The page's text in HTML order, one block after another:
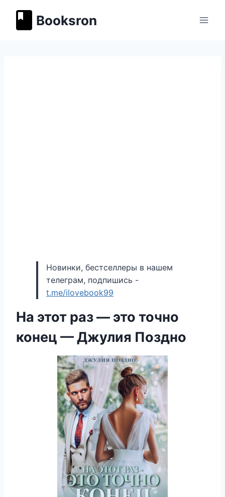
содержимому
Booksron
Новинки, бестселлеры в нашем
телеграм, подпишись -
t.me/ilovebook99
На этот раз — это точно
конец — Джулия Поздно